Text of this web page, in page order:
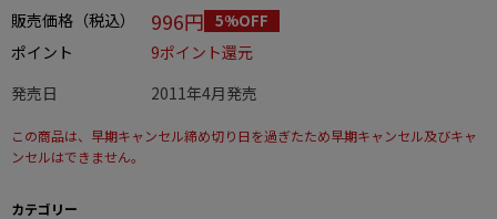
販売価格（税込）
996円 5%OFF
ポイント
9ポイント還元
発売日
2011年4月発売
この商品は、早期キャンセル締め切り日を過ぎたため早期キャンセル及びキャ
ンセルはできません。
カテゴリー